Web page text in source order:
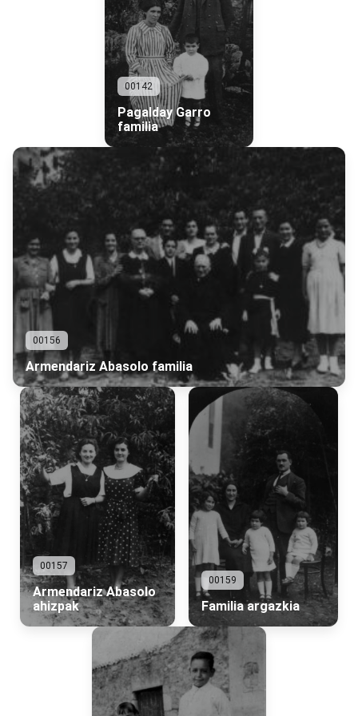
00142
Pagalday Garro
familia
00156
Armendariz Abasolo familia
00157
Armendariz Abasolo
ahizpak
00159
Familia argazkia